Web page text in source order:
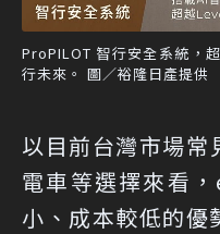
ProPILOT 智行安全系統，
行未來。 圖／裕隆日產提供
以目前台灣市場
電車等選擇來看
小、成本較低的優